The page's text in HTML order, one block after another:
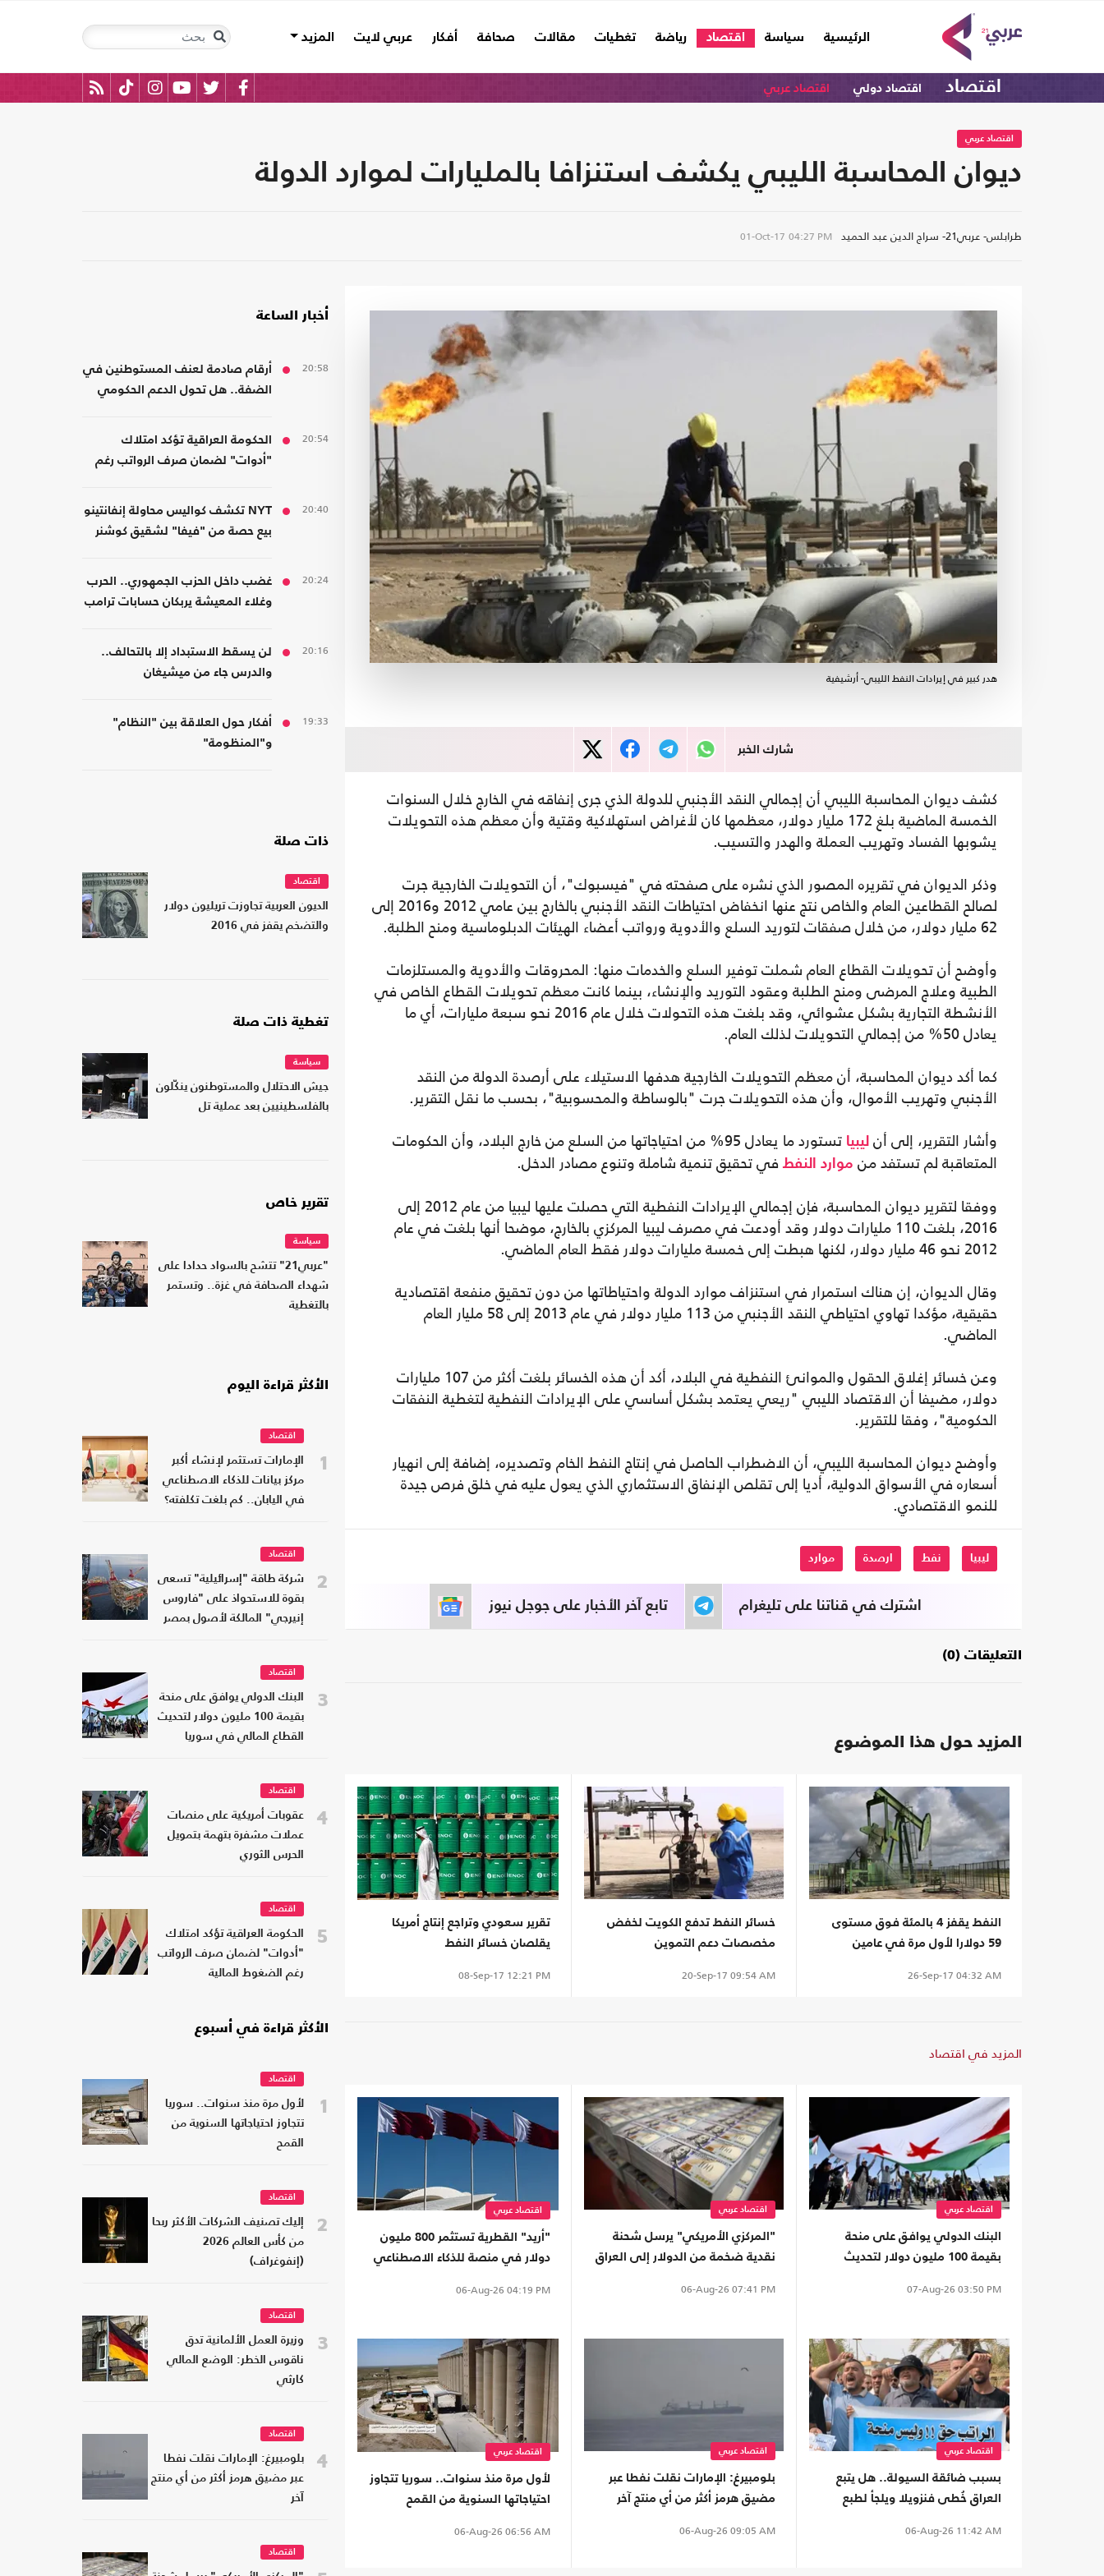
الرئيسية
(current) سياسة اقتصاد رياضة تغطيات مقالات صحافة أفكار عربي لايت المزيد
اقتصاد اقتصاد دولي اقتصاد عربي
اقتصاد عربي
ديوان المحاسبة الليبي يكشف استنزافا بالمليارات لموارد الدولة
طرابلس- عربي21- سراج الدين عبد الحميد 01-Oct-17 04:27 PM
هدر كبير في إيرادات النفط الليبي- أرشيفية
شارك الخبر
كشف ديوان المحاسبة الليبي أن إجمالي النقد الأجنبي للدولة الذي جرى إنفاقه في الخارج خلال السنوات
الخمسة الماضية بلغ 172 مليار دولار، معظمها كان لأغراض استهلاكية وقتية وأن معظم هذه التحويلات
يشوبها الفساد وتهريب العملة والهدر والتسيب.
وذكر الديوان في تقريره المصور الذي نشره على صفحته في "فيسبوك"، أن التحويلات الخارجية جرت
لصالح القطاعين العام والخاص نتج عنها انخفاض احتياطات النقد الأجنبي بالخارج بين عامي 2012 و2016 إلى
62 مليار دولار، من خلال صفقات لتوريد السلع والأدوية ورواتب أعضاء الهيئات الدبلوماسية ومنح الطلبة.
وأوضح أن تحويلات القطاع العام شملت توفير السلع والخدمات منها: المحروقات والأدوية والمستلزمات
الطبية وعلاج المرضى ومنح الطلبة وعقود التوريد والإنشاء، بينما كانت معظم تحويلات القطاع الخاص في
الأنشطة التجارية بشكل عشوائي، وقد بلغت هذه التحولات خلال عام 2016 نحو سبعة مليارات، أي ما
يعادل 50% من إجمالي التحويلات لذلك العام.
كما أكد ديوان المحاسبة، أن معظم التحويلات الخارجية هدفها الاستيلاء على أرصدة الدولة من النقد
الأجنبي وتهريب الأموال، وأن هذه التحويلات جرت "بالوساطة والمحسوبية"، بحسب ما نقل التقرير.
وأشار التقرير، إلى أن ليبيا
تستورد ما يعادل 95% من احتياجاتها من السلع من خارج البلاد، وأن الحكومات
المتعاقبة لم تستفد من موارد النفط في تحقيق تنمية شاملة وتنوع مصادر الدخل.
ووفقا لتقرير ديوان المحاسبة، فإن إجمالي الإيرادات النفطية التي حصلت عليها ليبيا من عام 2012 إلى
2016، بلغت 110 مليارات دولار وقد أودعت في مصرف ليبيا المركزي بالخارج، موضحا أنها بلغت في عام
2012 نحو 46 مليار دولار، لكنها هبطت إلى خمسة مليارات دولار فقط العام الماضي.
وقال الديوان، إن هناك استمرار في استنزاف موارد الدولة واحتياطاتها من دون تحقيق منفعة اقتصادية
حقيقية، مؤكدا تهاوي احتياطي النقد الأجنبي من 113 مليار دولار في عام 2013 إلى 58 مليار العام
الماضي.
وعن خسائر إغلاق الحقول والموانئ النفطية في البلاد، أكد أن هذه الخسائر بلغت أكثر من 107 مليارات
دولار، مضيفا أن الاقتصاد الليبي "ريعي يعتمد بشكل أساسي على الإيرادات النفطية لتغطية النفقات
الحكومية"، وفقا للتقرير.
وأوضح ديوان المحاسبة الليبي، أن الاضطراب الحاصل في إنتاج النفط الخام وتصديره، إضافة إلى انهيار
أسعاره في الأسواق الدولية، أديا إلى تقلص الإنفاق الاستثماري الذي يعول عليه في خلق فرص جيدة
للنمو الاقتصادي.
ليبيا نفط ارصدة موارد
تابع آخر الأخبار على جوجل نيوز اشترك في قناتنا على تليغرام
التعليقات (0)
المزيد حول هذا الموضوع
النفط يقفز 4 بالمئة فوق مستوى
59 دولارا لأول مرة في عامين
26-Sep-17 04:32 AM
خسائر النفط تدفع الكويت لخفض
مخصصات دعم التموين
20-Sep-17 09:54 AM
تقرير سعودي وتراجع إنتاج أمريكا
يقلصان خسائر النفط
08-Sep-17 12:21 PM
المزيد في اقتصاد
اقتصاد عربي
البنك الدولي يوافق على منحة
بقيمة 100 مليون دولار لتحديث
07-Aug-26 03:50 PM
اقتصاد عربي
"المركزي الأمريكي" يرسل شحنة
نقدية ضخمة من الدولار إلى العراق
06-Aug-26 07:41 PM
اقتصاد عربي
"أريد" القطرية تستثمر 800 مليون
دولار في منصة للذكاء الاصطناعي
06-Aug-26 04:19 PM
اقتصاد عربي
بسبب ضائقة السيولة.. هل يتبع
العراق خُطى فنزويلا ويلجأ لطبع
06-Aug-26 11:42 AM
اقتصاد عربي
بلومبيرغ: الإمارات نقلت نفطا عبر
مضيق هرمز أكثر من أي منتج آخر
06-Aug-26 09:05 AM
اقتصاد عربي
لأول مرة منذ سنوات.. سوريا تتجاوز
احتياجاتها السنوية من القمح
06-Aug-26 06:56 AM
أخبار الساعة
20:58
أرقام صادمة لعنف المستوطنين في
الضفة.. هل تحول الدعم الحكومي
20:54
الحكومة العراقية تؤكد امتلاك
"أدوات" لضمان صرف الرواتب رغم
20:40
NYT تكشف كواليس محاولة إنفانتينو
بيع حصة من "فيفا" لشقيق كوشنر
20:24
غضب داخل الحزب الجمهوري.. الحرب
وغلاء المعيشة يربكان حسابات ترامب
20:16
لن يسقط الاستبداد إلا بالتحالف..
والدرس جاء من ميشيغان
19:33
أفكار حول العلاقة بين "النظام"
و"المنظومة"
ذات صلة
اقتصاد
الديون العربية تجاوزت تريليون دولار
والتضخم يقفز في 2016
تغطية ذات صلة
سياسة
جيش الاحتلال والمستوطنون ينكّلون
بالفلسطينيين بعد عملية تل
تقرير خاص
سياسة
"عربي21" تتشح بالسواد حدادا على
شهداء الصحافة في غزة.. وتستمر
بالتغطية
الأكثر قراءة اليوم
1
اقتصاد
الإمارات تستثمر لإنشاء أكبر
مركز بيانات للذكاء الاصطناعي
في اليابان.. كم بلغت تكلفته؟
2
اقتصاد
شركة طاقة "إسرائيلية" تسعى
بقوة للاستحواذ على "فاروس
إنيرجي" المالكة لأصول بمصر
3
اقتصاد
البنك الدولي يوافق على منحة
بقيمة 100 مليون دولار لتحديث
القطاع المالي في سوريا
4
اقتصاد
عقوبات أمريكية على منصات
عملات مشفرة بتهمة بتمويل
الحرس الثوري
5
اقتصاد
الحكومة العراقية تؤكد امتلاك
"أدوات" لضمان صرف الرواتب
رغم الضغوط المالية
الأكثر قراءة في أسبوع
1
اقتصاد
لأول مرة منذ سنوات.. سوريا
تتجاوز احتياجاتها السنوية من
القمح
2
اقتصاد
إليك تصنيف الشركات الأكثر ربحا
من كأس العالم 2026
(إنفوغراف)
3
اقتصاد
وزيرة العمل الألمانية تدق
ناقوس الخطر: الوضع المالي
كارثي
4
اقتصاد
بلومبيرغ: الإمارات نقلت نفطا
عبر مضيق هرمز أكثر من أي منتج
آخر
اقتصاد